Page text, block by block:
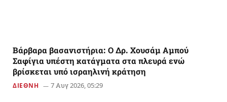
Βάρβαρα βασανιστήρια: Ο Δρ. Χουσάμ Αμπού
Σαφίγια υπέστη κατάγματα στα πλευρά ενώ
βρίσκεται υπό ισραηλινή κράτηση
ΔΙΕΘΝΗ 7 Αυγ 2026, 05:29